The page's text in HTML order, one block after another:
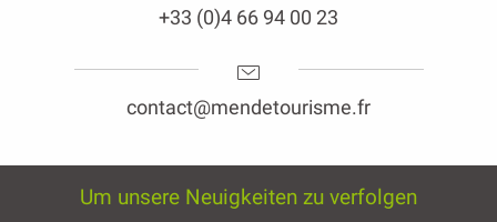
+33 (0)4 66 94 00 23
contact@mendetourisme.fr
Um unsere Neuigkeiten zu verfolgen